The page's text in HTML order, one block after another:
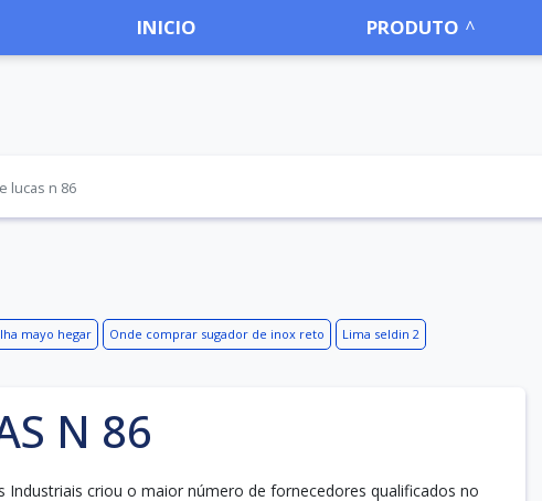
INICIO PRODUTO
lucas n 86
mayo hegar Onde comprar sugador de inox reto Lima seldin 2
N 86
Industriais criou o maior número de fornecedores qualificados no